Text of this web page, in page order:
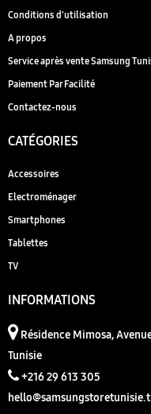
Conditions d'utilisation
A propos
Service après vente Samsung
Paiement Par Facilité
Contactez-nous
CATÉGORIES
Accessoires
Electroménager
Smartphones
Tablettes
TV
INFORMATIONS
Résidence Mimosa,
Tunisie
+216 29 613 305